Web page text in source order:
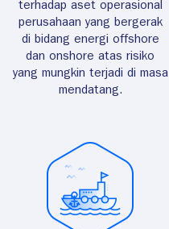
terhadap aset operasional
perusahaan yang bergerak
di bidang energi offshore
dan onshore atas risiko
yang mungkin terjadi di masa
mendatang.